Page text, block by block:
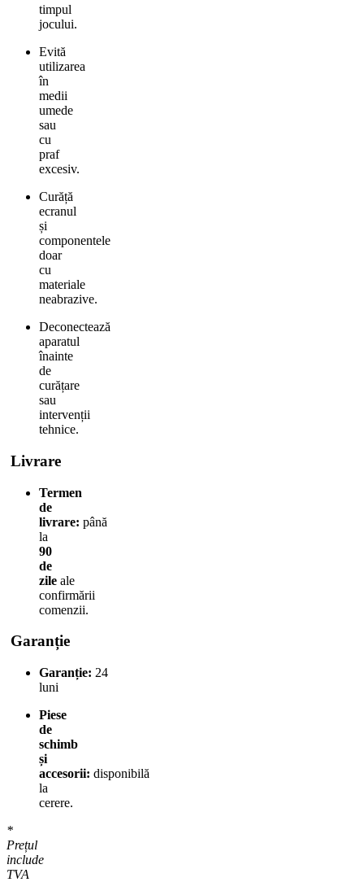
timpul
jocului.
Evită
utilizarea
în
medii
umede
sau
cu
praf
excesiv.
Curăță
ecranul
și
componentele
doar
cu
materiale
neabrazive.
Deconectează
aparatul
înainte
de
curățare
sau
intervenții
tehnice.
Livrare
Termen
de
livrare: până
la
90
de
zile ale
confirmării
comenzii.
Garanție
Garanție: 24
luni
Piese
de
schimb
și
accesorii: disponibilă
la
cerere.
*
Prețul
include
TVA